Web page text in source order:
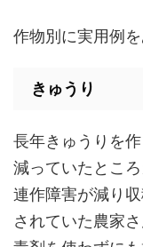
作物別に実用例を
きゅうり
長年きゅうりを
減っていたとこ
連作障害が減り
されていた農家